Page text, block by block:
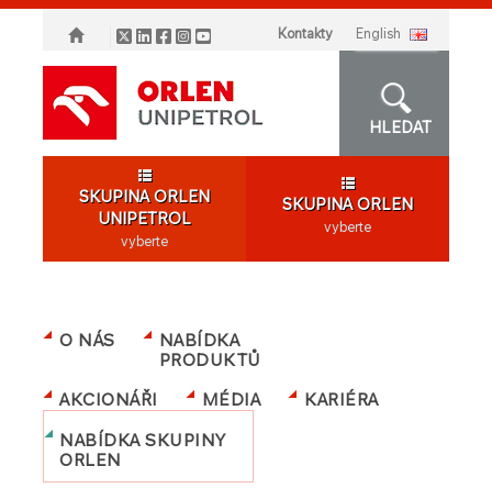
Kontakty english
HLEDAT
SKUPINA ORLEN
UNIPETROL
vyberte
SKUPINA ORLEN
vyberte
O NÁS
NABÍDKA
PRODUKTŮ
AKCIONÁŘI
MÉDIA
KARIÉRA
NABÍDKA SKUPINY
ORLEN